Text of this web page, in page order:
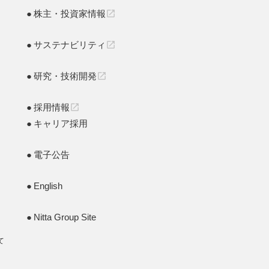
株主・投資家情報 open_in_new
サステナビリティ open_in_new
研究・技術開発 open_in_new
採用情報 open_in_new
キャリア採用
電子公告
English
Nitta Group Site